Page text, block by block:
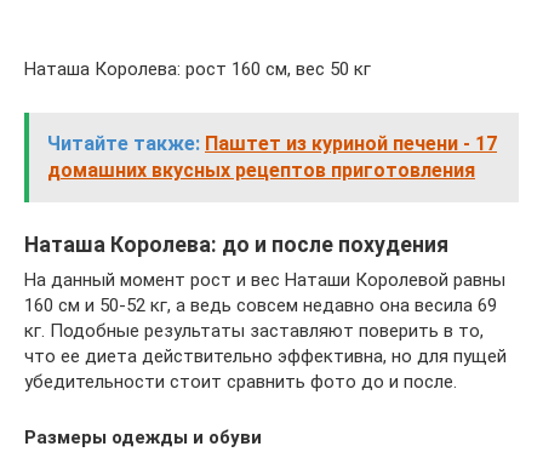
Наташа Королева: рост 160 см, вес 50 кг
Читайте также: Паштет из куриной печени - 17
домашних вкусных рецептов приготовления
Наташа Королева: до и после похудения
На данный момент рост и вес Наташи Королевой равны
160 см и 50-52 кг, а ведь совсем недавно она весила 69
кг. Подобные результаты заставляют поверить в то,
что ее диета действительно эффективна, но для пущей
убедительности стоит сравнить фото до и после.
Размеры одежды и обуви